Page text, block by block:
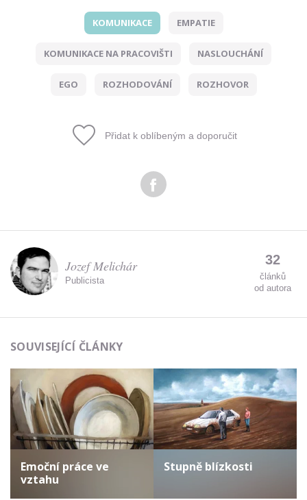
Odeslat
KOMUNIKACE EMPATIE
KOMUNIKACE NA PRACOVIŠTI NASLOUCHÁNÍ
EGO ROZHODOVÁNÍ ROZHOVOR
Přidat k oblíbeným a doporučit
Jozef Melichár
Publicista
32
článků
od autora
SOUVISEJÍCÍ ČLÁNKY
Emoční práce ve
vztahu
Stupně blízkosti